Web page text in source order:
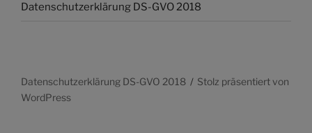
Datenschutzerklärung DS-GVO 2018
Datenschutzerklärung DS-GVO 2018
Stolz präsentiert von
WordPress